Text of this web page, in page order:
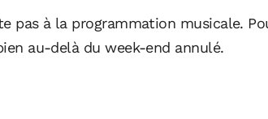
pas à la programmation musicale.
au-delà du week-end annulé.